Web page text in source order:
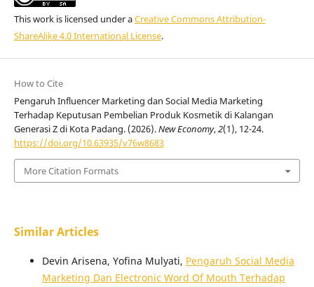
This work is licensed under aCreative Commons Attribution-
ShareAlike 4.0 International License.
How to Cite
Pengaruh Influencer Marketing dan Social Media Marketing
Terhadap Keputusan Pembelian Produk Kosmetik di Kalangan
Generasi Z di Kota Padang. (2026).New Economy,2(1), 12-24.
https://doi.org/10.63935/v76w8683
More Citation Formats
Similar Articles
Devin Arisena, Yofina Mulyati, Pengaruh Social Media
Marketing Dan Electronic Word Of Mouth Terhadap